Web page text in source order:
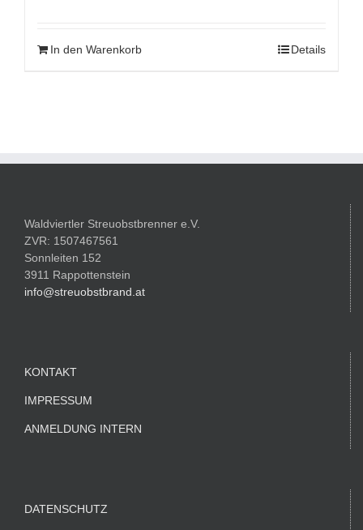
In den Warenkorb Details
Waldviertler Streuobstbrenner e.V.
ZVR: 1507467561
Sonnleiten 152
3911 Rappottenstein
info@streuobstbrand.at
KONTAKT
IMPRESSUM
ANMELDUNG INTERN
DATENSCHUTZ